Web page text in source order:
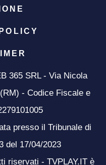
365 SRL - Via Nicola
- Codice Fiscale e
presso il Tribunale di
del 17/04/2023
riservati - TVPLAY.IT è